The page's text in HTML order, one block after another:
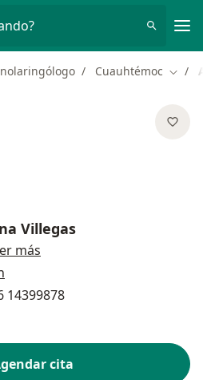
Cuauhtémoc
Villegas
más
14399878
cita